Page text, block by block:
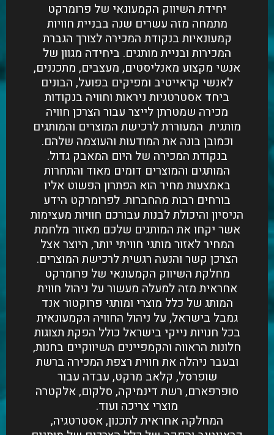
יחידת השיווק הקמעונאי של פרומרקט
מתמחה מזה עשרים שנה בבניית חוויות
קמעונאיות בנקודת המכירה לצורך הגברת
המכירות ובניית מותגים. ביחידה מגוון של
אנשי מקצוע מאנליסטים, מעצבים, מתכננים,
לאנשי קראייטיב ומפיקים בפועל, הבונים
ביחד אסטרטגיות ניראות וחוויה בנקודות
מכירה שמטרתן לייצר עבור הצרכן חוויה
מותגית המעוררת לרכישת המוצרים והמותגים
וכמובן בונה את המודעות והעוצמה שלהם.
בנקודת המכירה של היום המאבק גדול.
המותגים והמוצרים דומים מאוד והתחרות
באמצעות מחיר הוא הפתרון הפשוט אליו
בורחים רבות מהחברות. לפרומרקט הידע
הניסיון והיכולת לבנות עבורכם חוויות מעצימות
אשר יקחו את המותגים שלכם מאזור מלחמת
המחיר לאזור מותגי חוויתי יותר, היוצר אצל
הצרכן קשר והנעה רגשית לרכישת המוצרים.
מחלקת השיווק הקמעונאי של פרומרקט
אחראית מזה למעלה מעשור על ניהול חווית
המותג של כלל מוצרי ומותגי פרוקטור אנד
גמבל בישראל, על ניהול החוויה הקמעונאית
בכל חנויות נייקי בישראל כולל הפקת תצוגות
חלונות הראווה והקמפיינים השיווקיים בחנות,
ובעבר ניהלה את חווית רצפת המכירה ברשת
שופרסל, קלאב מרקט, עבדה עבור
סופרפארם, רשת דינמיקה, סלקום, אלקטרה
מוצרי צריכה ועוד.
המחלקה אחראית לתכנון, אסטרטגיה,